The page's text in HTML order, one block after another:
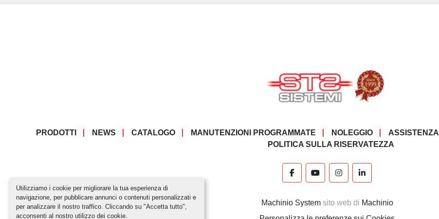
Utilizziamo i cookie per migliorare la tua esperienza di
navigazione, per pubblicare annunci o contenuti personalizzati e
per analizzare il nostro traffico. Cliccando su "Accetta tutto",
acconsenti al nostro utilizzo dei cookie.
PRODOTTI NEWS CATALOGO MANUTENZIONI PROGRAMMATE NOLEGGIO ASSISTENZA
POLITICA SULLA RISERVATEZZA
facebookyoutubeinstagramlinkedin
Machinio Systemsito web di Machinio